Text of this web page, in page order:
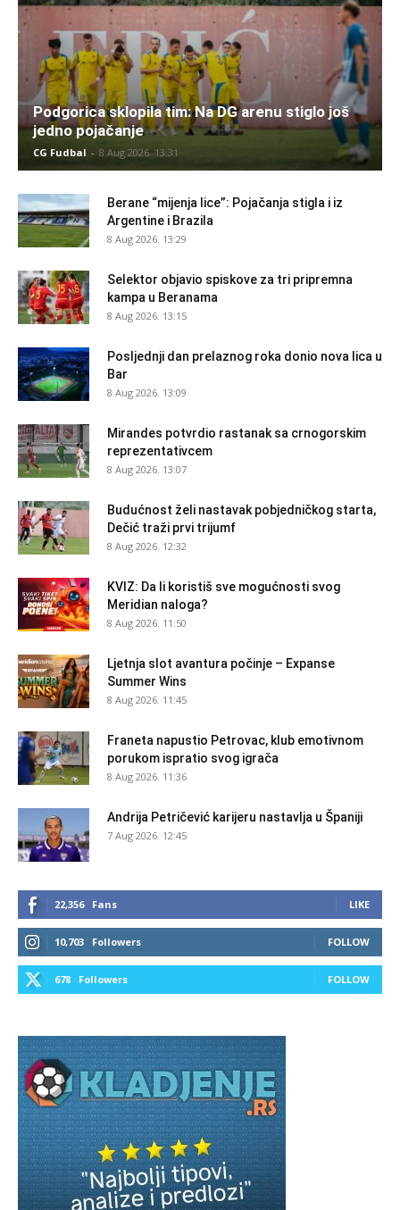
Podgorica sklopila tim: Na DG arenu stiglo još
jedno pojačanje
CG Fudbal - 8 Aug 2026. 13:31
Berane “mijenja lice”: Pojačanja stigla i iz
Argentine i Brazila
8 Aug 2026. 13:29
Selektor objavio spiskove za tri pripremna
kampa u Beranama
8 Aug 2026. 13:15
Posljednji dan prelaznog roka donio nova lica u
Bar
8 Aug 2026. 13:09
Mirandes potvrdio rastanak sa crnogorskim
reprezentativcem
8 Aug 2026. 13:07
Budućnost želi nastavak pobjedničkog starta,
Dečić traži prvi trijumf
8 Aug 2026. 12:32
KVIZ: Da li koristiš sve mogućnosti svog
Meridian naloga?
8 Aug 2026. 11:50
Ljetnja slot avantura počinje – Expanse
Summer Wins
8 Aug 2026. 11:45
Franeta napustio Petrovac, klub emotivnom
porukom ispratio svog igrača
8 Aug 2026. 11:36
Andrija Petričević karijeru nastavlja u Španiji
7 Aug 2026. 12:45
22,356 Fans LIKE
10,703 Followers FOLLOW
678 Followers FOLLOW